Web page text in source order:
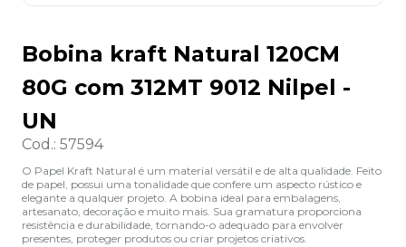
Bobina kraft Natural 120CM
80G com 312MT 9012 Nilpel -
UN
Cod.: 57594
O Papel Kraft Natural é um material versátil e de alta qualidade. Feito
de papel, possui uma tonalidade que confere um aspecto rústico e
elegante a qualquer projeto. A bobina ideal para embalagens,
artesanato, decoração e muito mais. Sua gramatura proporciona
resistência e durabilidade, tornando-o adequado para envolver
presentes, proteger produtos ou criar projetos criativos.